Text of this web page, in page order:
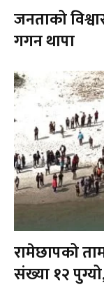
जनताको
गगन थापा
रामेछापको
संख्या १२